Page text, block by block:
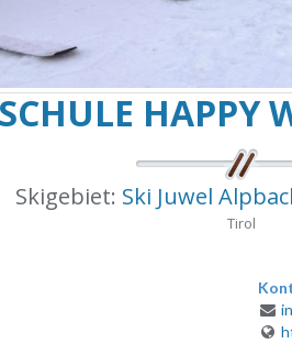
HAPPY
Skigebiet: Ski Juwel
Tirol